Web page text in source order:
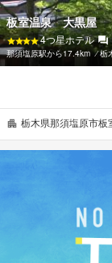
栃木県那須塩原市板
板室温泉 大黒屋
4つ星ホテル
那須塩原駅から17.4km ⁄栃